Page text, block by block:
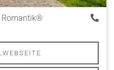
Romantik®